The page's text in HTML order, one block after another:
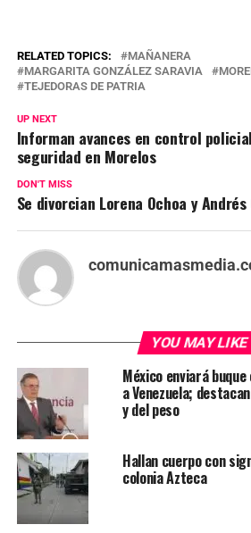
RELATED TOPICS:
MAÑANERA
MARGARITA GONZÁLEZ SARAVIA
TEJEDORAS DE PATRIA
UP NEXT
Informan avances en control
seguridad en Morelos
DON'T MISS
Se divorcian Lorena Ochoa y Andrés
YOU MAY LIKE
México enviará
a Venezuela;
y del peso
Hallan cuerpo con
colonia Azteca